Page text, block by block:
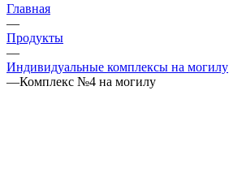
Главная
—
Продукты
—
Индивидуальные комплексы на могилу
—Комплекс №4 на могилу